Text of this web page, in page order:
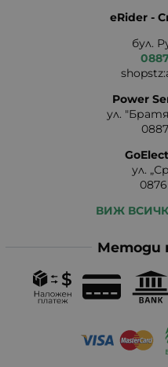
eRider -
бул.
Power
ул.
ул.
ВИЖ
Методи